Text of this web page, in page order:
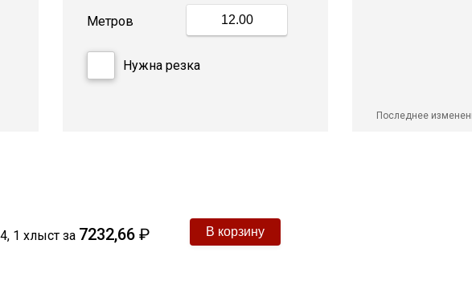
Метров
Нужна резка
Последнее
, 1 хлыст за 7232,66 ₽